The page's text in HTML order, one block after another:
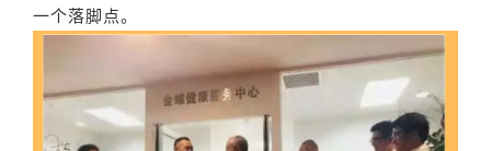
一个落脚点。